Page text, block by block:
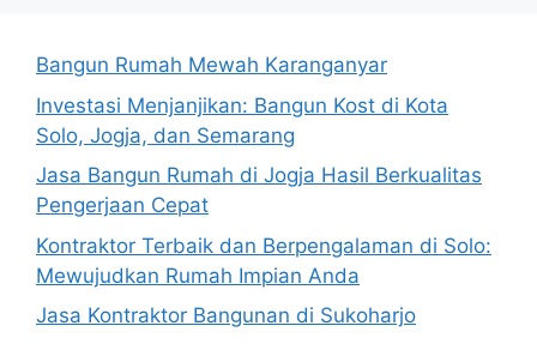
Bangun Rumah Mewah Karanganyar
Investasi Menjanjikan: Bangun Kost di Kota
Solo, Jogja, dan Semarang
Jasa Bangun Rumah di Jogja Hasil Berkualitas
Pengerjaan Cepat
Kontraktor Terbaik dan Berpengalaman di Solo:
Mewujudkan Rumah Impian Anda
Jasa Kontraktor Bangunan di Sukoharjo